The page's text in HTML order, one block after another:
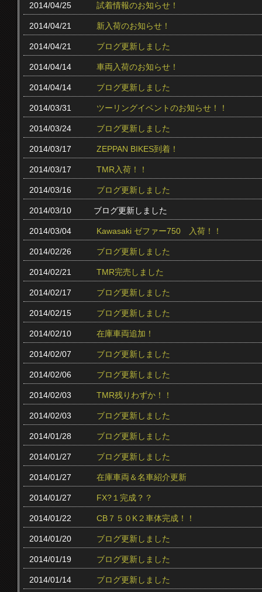
2014/04/25 試着情報のお知らせ！
2014/04/21 新入荷のお知らせ！
2014/04/21 ブログ更新しました
2014/04/14 車両入荷のお知らせ！
2014/04/14 ブログ更新しました
2014/03/31 ツーリングイベントのお知らせ！！
2014/03/24 ブログ更新しました
2014/03/17 ZEPPAN BIKES到着！
2014/03/17 TMR入荷！！
2014/03/16 ブログ更新しました
2014/03/10 ブログ更新しました
2014/03/04 Kawasaki ゼファー750 入荷！！
2014/02/26 ブログ更新しました
2014/02/21 TMR完売しました
2014/02/17 ブログ更新しました
2014/02/15 ブログ更新しました
2014/02/10 在庫車両追加！
2014/02/07 ブログ更新しました
2014/02/06 ブログ更新しました
2014/02/03 TMR残りわずか！！
2014/02/03 ブログ更新しました
2014/01/28 ブログ更新しました
2014/01/27 ブログ更新しました
2014/01/27 在庫車両＆名車紹介更新
2014/01/27 FX?１完成？？
2014/01/22 CB７５０K２車体完成！！
2014/01/20 ブログ更新しました
2014/01/19 ブログ更新しました
2014/01/14 ブログ更新しました